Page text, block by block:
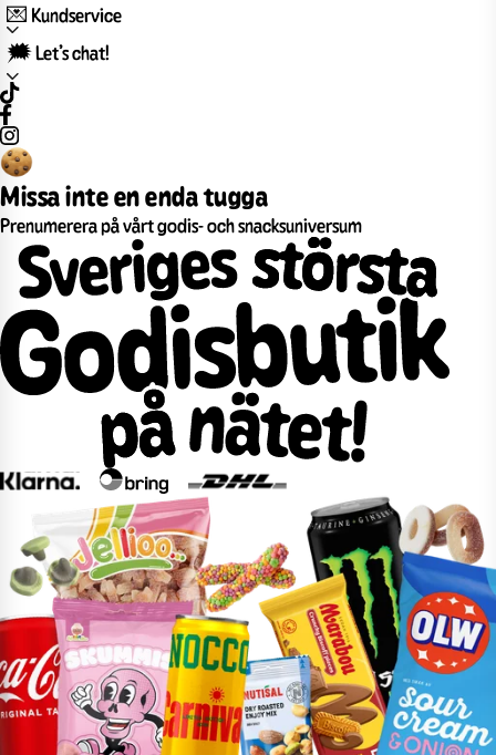
💌 Kundservice
🗯️ Let’s chat!
Missa inte en enda tugga
Prenumerera på vårt godis- och snacksuniversum